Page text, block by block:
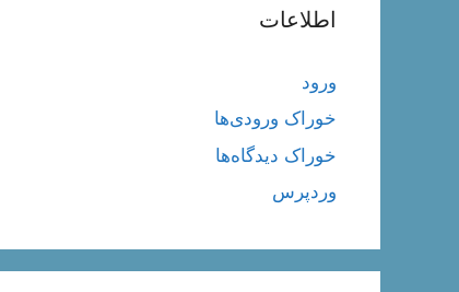
اطلاعات
ورود
خوراک ورودی‌ها
خوراک دیدگاه‌ها
وردپرس